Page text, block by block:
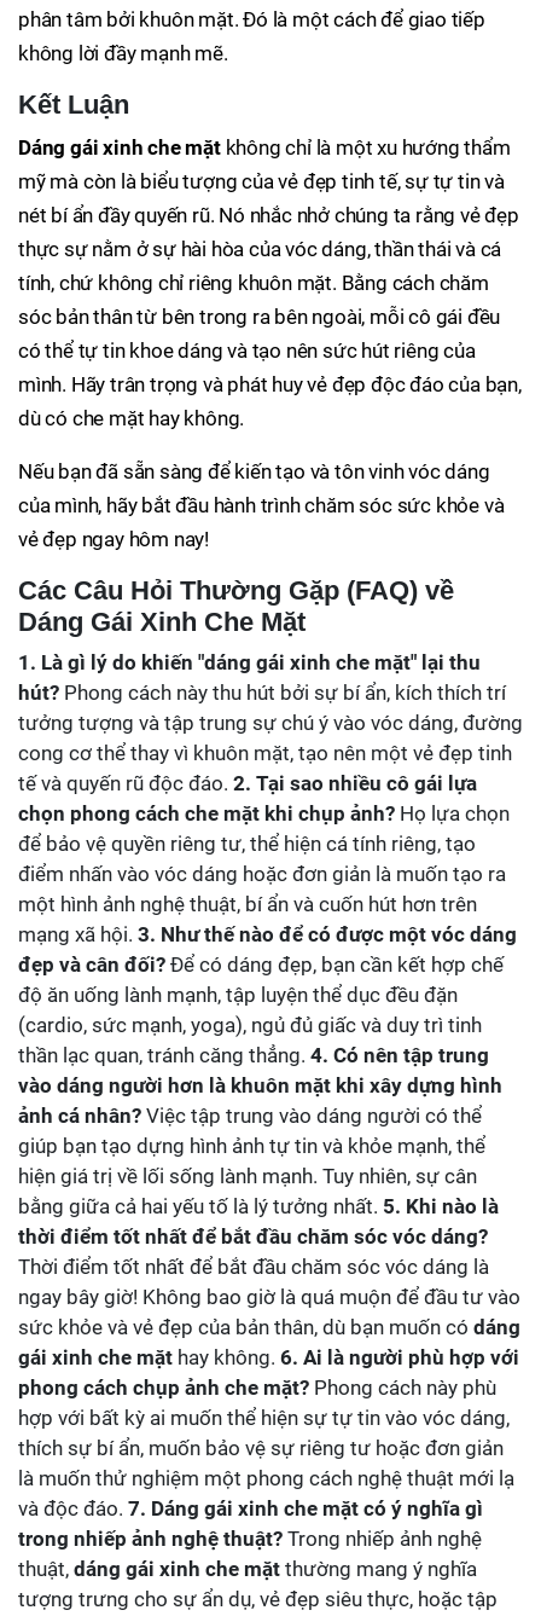
phân tâm bởi khuôn mặt. Đó là một cách để giao tiếp
không lời đầy mạnh mẽ.
Kết Luận
Dáng gái xinh che mặtkhông chỉ là một xu hướng thẩm
mỹ mà còn là biểu tượng của vẻ đẹp tinh tế, sự tự tin và
nét bí ẩn đầy quyến rũ. Nó nhắc nhở chúng ta rằng vẻ đẹp
thực sự nằm ở sự hài hòa của vóc dáng, thần thái và cá
tính, chứ không chỉ riêng khuôn mặt. Bằng cách chăm
sóc bản thân từ bên trong ra bên ngoài, mỗi cô gái đều
có thể tự tin khoe dáng và tạo nên sức hút riêng của
mình. Hãy trân trọng và phát huy vẻ đẹp độc đáo của bạn,
dù có che mặt hay không.
Nếu bạn đã sẵn sàng để kiến tạo và tôn vinh vóc dáng
của mình, hãy bắt đầu hành trình chăm sóc sức khỏe và
vẻ đẹp ngay hôm nay!
Các Câu Hỏi Thường Gặp (FAQ) về
Dáng Gái Xinh Che Mặt
1. Là gì lý do khiến "dáng gái xinh che mặt" lại thu
hút? Phong cách này thu hút bởi sự bí ẩn, kích thích trí
tưởng tượng và tập trung sự chú ý vào vóc dáng, đường
cong cơ thể thay vì khuôn mặt, tạo nên một vẻ đẹp tinh
tế và quyến rũ độc đáo. 2. Tại sao nhiều cô gái lựa
chọn phong cách che mặt khi chụp ảnh? Họ lựa chọn
để bảo vệ quyền riêng tư, thể hiện cá tính riêng, tạo
điểm nhấn vào vóc dáng hoặc đơn giản là muốn tạo ra
một hình ảnh nghệ thuật, bí ẩn và cuốn hút hơn trên
mạng xã hội. 3. Như thế nào để có được một vóc dáng
đẹp và cân đối? Để có dáng đẹp, bạn cần kết hợp chế
độ ăn uống lành mạnh, tập luyện thể dục đều đặn
(cardio, sức mạnh, yoga), ngủ đủ giấc và duy trì tinh
thần lạc quan, tránh căng thẳng. 4. Có nên tập trung
vào dáng người hơn là khuôn mặt khi xây dựng hình
ảnh cá nhân? Việc tập trung vào dáng người có thể
giúp bạn tạo dựng hình ảnh tự tin và khỏe mạnh, thể
hiện giá trị về lối sống lành mạnh. Tuy nhiên, sự cân
bằng giữa cả hai yếu tố là lý tưởng nhất. 5. Khi nào là
thời điểm tốt nhất để bắt đầu chăm sóc vóc dáng?
Thời điểm tốt nhất để bắt đầu chăm sóc vóc dáng là
ngay bây giờ! Không bao giờ là quá muộn để đầu tư vào
sức khỏe và vẻ đẹp của bản thân, dù bạn muốn có dáng
gái xinh che mặt hay không. 6. Ai là người phù hợp với
phong cách chụp ảnh che mặt? Phong cách này phù
hợp với bất kỳ ai muốn thể hiện sự tự tin vào vóc dáng,
thích sự bí ẩn, muốn bảo vệ sự riêng tư hoặc đơn giản
là muốn thử nghiệm một phong cách nghệ thuật mới lạ
và độc đáo. 7. Dáng gái xinh che mặt có ý nghĩa gì
trong nhiếp ảnh nghệ thuật? Trong nhiếp ảnh nghệ
thuật, dáng gái xinh che mặt thường mang ý nghĩa
tượng trưng cho sự ẩn dụ, vẻ đẹp siêu thực, hoặc tập